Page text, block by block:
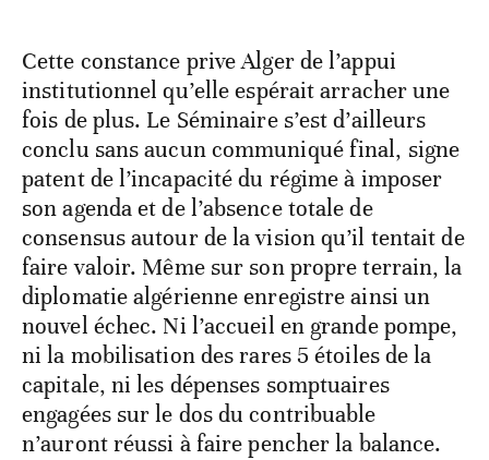
Cette constance prive Alger de l’appui
institutionnel qu’elle espérait arracher une
fois de plus. Le Séminaire s’est d’ailleurs
conclu sans aucun communiqué final, signe
patent de l’incapacité du régime à imposer
son agenda et de l’absence totale de
consensus autour de la vision qu’il tentait de
faire valoir. Même sur son propre terrain, la
diplomatie algérienne enregistre ainsi un
nouvel échec. Ni l’accueil en grande pompe,
ni la mobilisation des rares 5 étoiles de la
capitale, ni les dépenses somptuaires
engagées sur le dos du contribuable
n’auront réussi à faire pencher la balance.